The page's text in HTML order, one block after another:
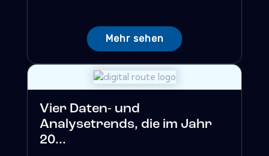
Mehr sehen
Vier Daten- und
Analysetrends, die im Jahr
20...